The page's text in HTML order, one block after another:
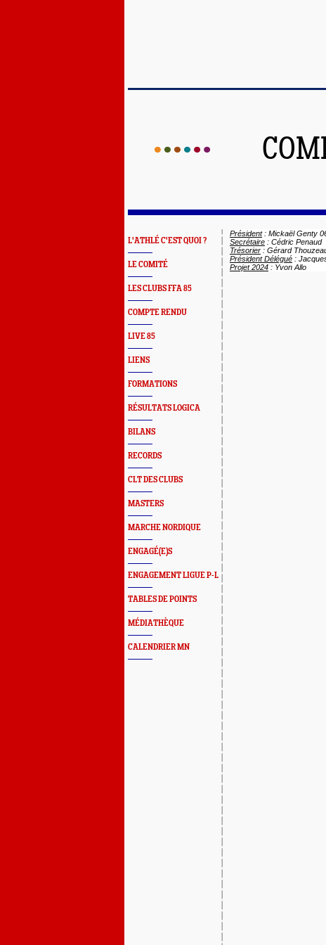
L'ATHLÉ C'EST QUOI ?
LE COMITÉ
LES CLUBS FFA 85
COMPTE RENDU
LIVE 85
LIENS
FORMATIONS
RÉSULTATS LOGICA
BILANS
RECORDS
CLT DES CLUBS
MASTERS
MARCHE NORDIQUE
ENGAGÉ(E)S
ENGAGEMENT LIGUE P-L
TABLES DE POINTS
MÉDIATHÈQUE
CALENDRIER MN
Président: MickaëlGenty
Secrétaire : Cédric Penaud
Trésorier : Gérard
Président Délégué :
Projet 2024 : Yvon Allo